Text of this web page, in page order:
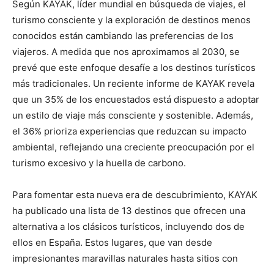
Según KAYAK, líder mundial en búsqueda de viajes, el
turismo consciente y la exploración de destinos menos
conocidos están cambiando las preferencias de los
viajeros. A medida que nos aproximamos al 2030, se
prevé que este enfoque desafíe a los destinos turísticos
más tradicionales. Un reciente informe de KAYAK revela
que un 35% de los encuestados está dispuesto a adoptar
un estilo de viaje más consciente y sostenible. Además,
el 36% prioriza experiencias que reduzcan su impacto
ambiental, reflejando una creciente preocupación por el
turismo excesivo y la huella de carbono.
Para fomentar esta nueva era de descubrimiento, KAYAK
ha publicado una lista de 13 destinos que ofrecen una
alternativa a los clásicos turísticos, incluyendo dos de
ellos en España. Estos lugares, que van desde
impresionantes maravillas naturales hasta sitios con